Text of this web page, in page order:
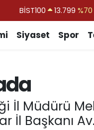
BİST100 13.799 %70
STERLİN
ALTIN
6500.87 %0.12
Siyaset Spor
İl Müdürü
İl Başkanı